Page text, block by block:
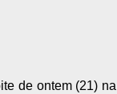
de ontem (21) na